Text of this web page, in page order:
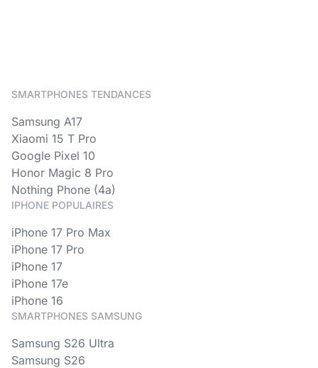
SMARTPHONES TENDANCES
Samsung A17
Xiaomi 15 T Pro
Google Pixel 10
Honor Magic 8 Pro
Nothing Phone (4a)
IPHONE POPULAIRES
iPhone 17 Pro Max
iPhone 17 Pro
iPhone 17
iPhone 17e
iPhone 16
SMARTPHONES SAMSUNG
Samsung S26 Ultra
Samsung S26